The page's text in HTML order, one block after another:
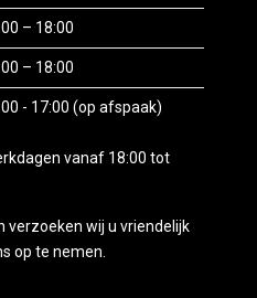
– 18:00
– 18:00
- 17:00 (op afspaak)
vanaf 18:00 tot
verzoeken wij u vriendelijk
op te nemen.